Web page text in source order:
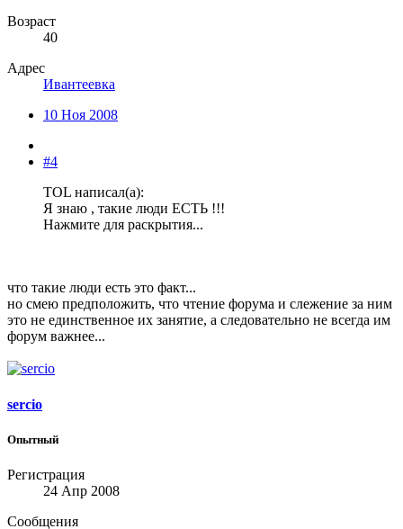
Возраст
40
Адрес
Ивантеевка
10 Ноя 2008
#4
TOL написал(а):
Я знаю , такие люди ЕСТЬ !!!
Нажмите для раскрытия...
что такие люди есть это факт...
но смею предположить, что чтение форума и слежение за ним
это не единственное их занятие, а следовательно не всегда им
форум важнее...
sercio
Опытный
Регистрация
24 Апр 2008
Сообщения